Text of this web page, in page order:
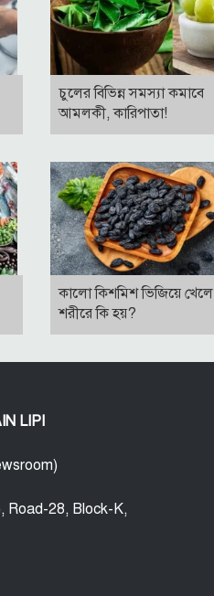
চুলের বিভিন্ন সমস্যা কমাবে
আমলকী, কারিপাতা!
কালো কিশমিশ ভিজিয়ে খেলে
শরীরে কি হয়?
LIPI
Road-28, Block-K,